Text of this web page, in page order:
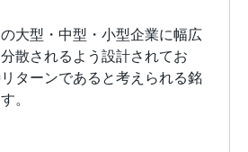
大型・中型・小型企業に幅広
散されるよう設計されてお
ターンであると考えられる銘
。